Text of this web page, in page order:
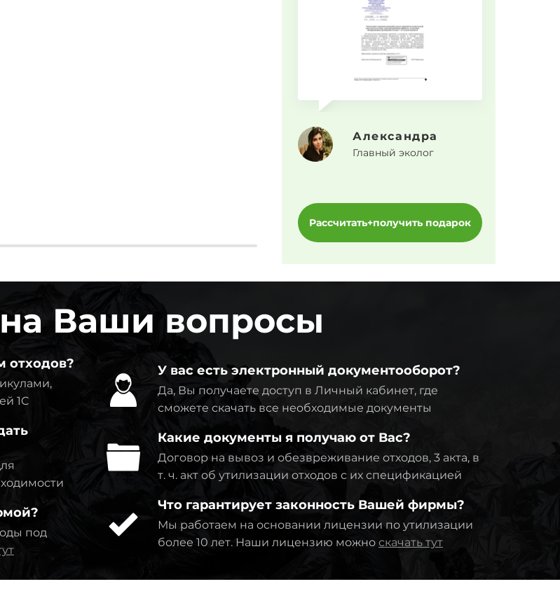
Александра
Главный эколог
Рассчитать+получить подарок
Ваши вопросы
отходов?
1C
под
У вас есть электронный документооборот?
Да, Вы получаете доступ в Личный кабинет, где
сможете скачать все необходимые документы
Какие документы я получаю от Вас?
Договор на вывоз и обезвреживание отходов, 3 акта, в
т. ч. акт об утилизации отходов с их спецификацией
Что гарантирует законность Вашей фирмы?
Мы работаем на основании лицензии по утилизации
более 10 лет. Наши лицензию можно скачать тут